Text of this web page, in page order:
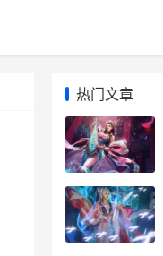
热门文章